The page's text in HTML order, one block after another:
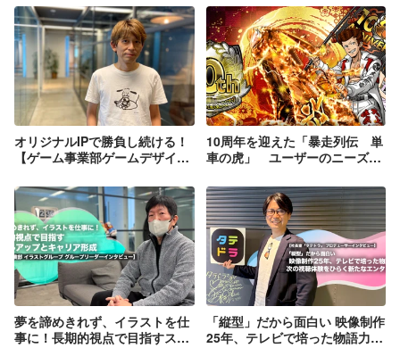
（※「D4DJ Groovy Mix」はブシロード
との共同開発） ■医療事業 開業医の悩み
を解決するクラウド型電子カルテシステ
ム「CLIUS」 https://clius.jp/ 流行に乗る
わけでも、儲けに左右されるわけでもな
い。電子カルテ「CLIUS（クリアス）」
は、純粋な「使いやすさ」を追求し、実
際の医師の声を元に開発されたプロダク
トです。クリニックで働く方々の負担を
減らし、患者さまにとってベストな診療
います。 ■出版メディア事業 雑誌の発行
と連動したデジタルメディア事業
「Ray」 https://ray-web.jp/ ■新規事業 ・
ファッションイベント「札幌コレクショ
ン( サツコレ)」運営事業 ・VR関連事業
（ときめきVR、Akilab等） ■DONUTS
GROUP ・eスポーツ事業「CELLORB」
・地域密着型メディア「美少女図鑑」 ・
女性向けハウツーサイト「ハウコレ」 ・
「RISE EARTH」ライバーマネジメント
オリジナルIPで勝負し続ける！
【ゲーム事業部ゲームデザイナ
10周年を迎えた「暴走列伝 単
車の虎」 ユーザーのニーズを
イトルを支える【ゲーム事業部
「単車の虎」プランナーインタ
ビュー】
夢を諦めきれず、イラストを仕
事に！長期的視点で目指すスキ
「縦型」だから面白い 映像制作
25年、テレビで培った物語力で